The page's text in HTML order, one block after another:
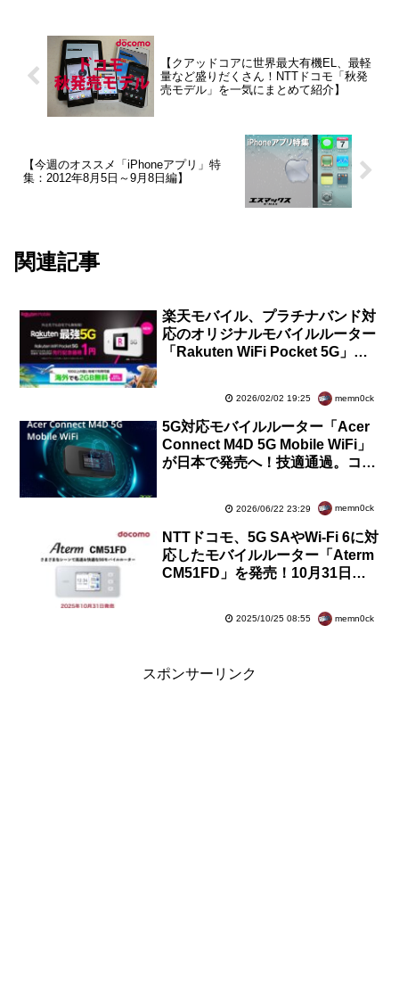
【クアッドコアに世界最大有機EL、最軽
量など盛りだくさん！NTTドコモ「秋発
売モデル」を一気にまとめて紹介】
【今週のオススメ「iPhoneアプリ」特
集：2012年8月5日～9月8日編】
関連記事
楽天モバイル、プラチナバンド対
応のオリジナルモバイルルーター
「Rakuten WiFi Pocket 5G」を
2026/02/02 19:25 memn0ck
5G対応モバイルルーター「Acer
Connect M4D 5G Mobile WiFi」
が日本で発売へ！技適通過。コネ
2026/06/22 23:29 memn0ck
NTTドコモ、5G SAやWi-Fi 6に対
応したモバイルルーター「Aterm
CM51FD」を発売！10月31日に
2025/10/25 08:55 memn0ck
スポンサーリンク